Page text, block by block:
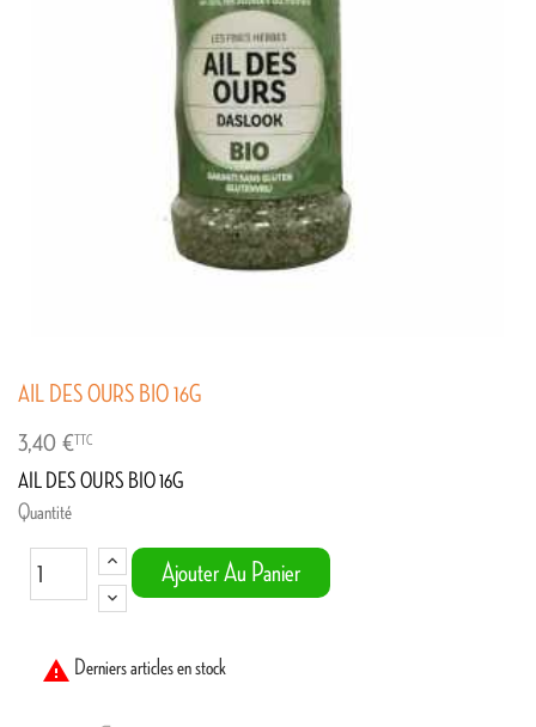
AIL DES OURS BIO 16G
3,40 €TTC
AIL DES OURS BIO 16G
Quantité
Ajouter Au Panier
 Derniers articles en stock